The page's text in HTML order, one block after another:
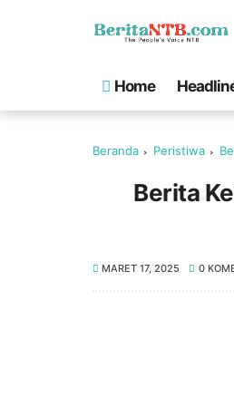
Home
Beranda Peristiwa
Berita
MARET 17, 2025 0